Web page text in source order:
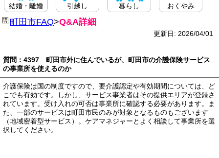
結婚・離婚 引越し 暮らし おくやみ
町田市FAQ>Q&A詳細
更新日: 2026/04/01
質問：4397 町田市外に住んでいるが、町田市の介護保険サービス
の事業所を使えるのか
介護保険は国の制度ですので、要介護認定や有効期間については、ど
こでも有効です。しかし、サービス事業者はその提供エリアが登録さ
れています。受け入れの可否は事業所に確認する必要があります。ま
た、一部のサービスは町田市民のみが対象となるものもございます
（地域密着型サービス）。ケアマネジャーとよく相談して事業所を選
択してください。